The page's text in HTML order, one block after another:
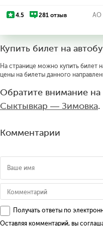
4.5 281 отзыв АО
Купить билет на
На странице можно купить билет
цены на билеты данного
Обратите внимание
Сыктывкар — Зимовка.
Комментарии
Получать ответы по
Оставляя комментарий, вы